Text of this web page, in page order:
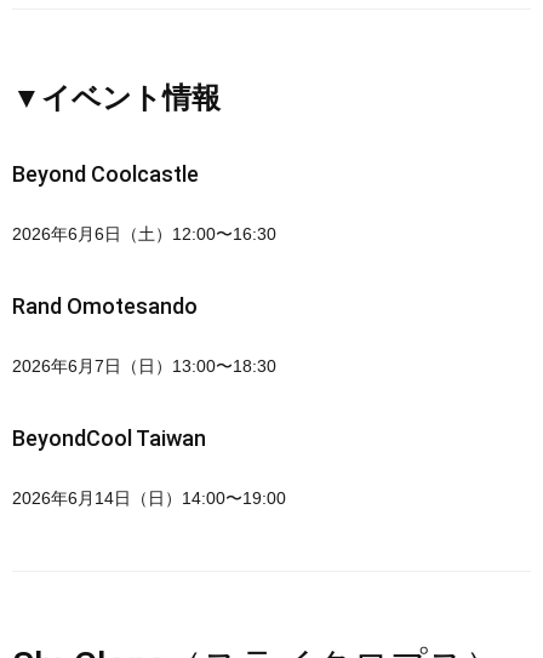
▼イベント情報
Beyond Coolcastle
2026年6月6日（土）12:00〜16:30
Rand Omotesando
2026年6月7日（日）13:00〜18:30
BeyondCool Taiwan
2026年6月14日（日）14:00〜19:00